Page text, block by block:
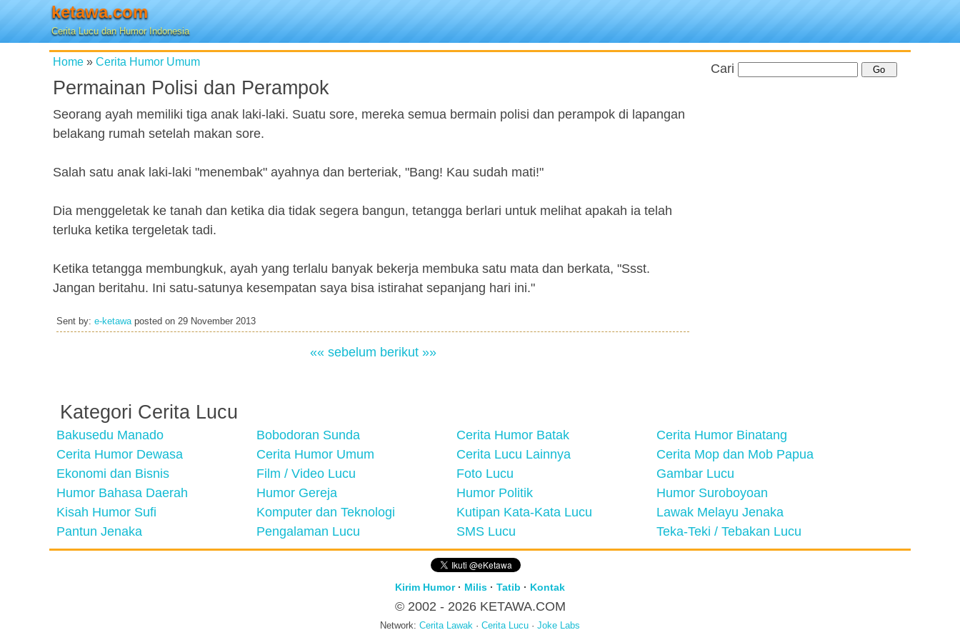
ketawa.com
Cerita Lucu dan Humor Indonesia
Home » Cerita Humor Umum
Permainan Polisi dan Perampok
Seorang ayah memiliki tiga anak laki-laki. Suatu sore, mereka semua bermain polisi dan perampok di lapangan
belakang rumah setelah makan sore.
Salah satu anak laki-laki "menembak" ayahnya dan berteriak, "Bang! Kau sudah mati!"
Dia menggeletak ke tanah dan ketika dia tidak segera bangun, tetangga berlari untuk melihat apakah ia telah
terluka ketika tergeletak tadi.
Ketika tetangga membungkuk, ayah yang terlalu banyak bekerja membuka satu mata dan berkata, "Ssst.
Jangan beritahu. Ini satu-satunya kesempatan saya bisa istirahat sepanjang hari ini."
Sent by: e-ketawaposted on 29 November 2013
«« sebelum berikut »»
Cari
Kategori Cerita Lucu
Bakusedu Manado Bobodoran Sunda Cerita Humor Batak
Cerita Humor Binatang
Cerita Humor Dewasa
Cerita Humor Umum Cerita Lucu Lainnya
Cerita Mop dan Mob Papua
Ekonomi dan Bisnis
Film / Video Lucu Foto Lucu
Gambar Lucu
Humor Bahasa Daerah
Humor Gereja Humor Politik
Humor Suroboyoan
Kisah Humor Sufi
Komputer dan Teknologi Kutipan Kata-Kata Lucu
Lawak Melayu Jenaka
Pantun Jenaka
Pengalaman Lucu SMS Lucu Teka-Teki / Tebakan Lucu
Kirim Humor· Milis · Tatib · Kontak
© 2002 - 2026 KETAWA.COM
Network: Cerita Lawak · Cerita Lucu · Joke Labs